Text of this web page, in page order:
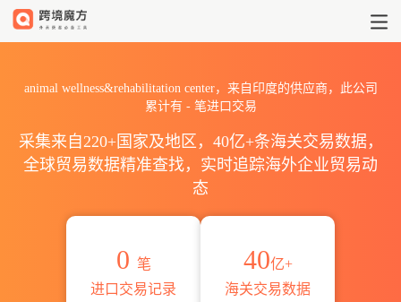
animal wellness&rehabilitation center，来自印度的供应商，此公司
累计有 -笔进口交易
采集来自220+国家及地区，40亿+条海关交易数据，
全球贸易数据精准查找，实时追踪海外企业贸易动
态
0 笔
进口交易记录
40亿+
海关交易数据